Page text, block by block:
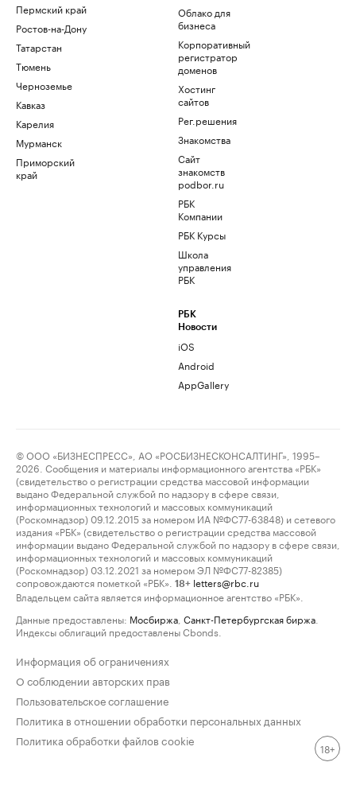
Пермский край
Ростов-на-Дону
Татарстан
Тюмень
Черноземье
Кавказ
Карелия
Мурманск
Приморский
край
Облако для
бизнеса
Корпоративный
регистратор
доменов
Хостинг
сайтов
Рег.решения
Знакомства
Сайт
знакомств
podbor.ru
РБК
Компании
РБК Курсы
Школа
управления
РБК
РБК
Новости
iOS
Android
AppGallery
© ООО «БИЗНЕСПРЕСС», АО «РОСБИЗНЕСКОНСАЛТИНГ», 1995–
2026. Сообщения и материалы информационного агентства «РБК»
(свидетельство о регистрации средства массовой информации
выдано Федеральной службой по надзору в сфере связи,
информационных технологий и массовых коммуникаций
(Роскомнадзор) 09.12.2015 за номером ИА №ФС77-63848) и сетевого
издания «РБК» (свидетельство о регистрации средства массовой
информации выдано Федеральной службой по надзору в сфере связи,
информационных технологий и массовых коммуникаций
(Роскомнадзор) 03.12.2021 за номером ЭЛ №ФС77-82385)
сопровождаются пометкой «РБК».
18+ letters@rbc.ru
Владельцем сайта является информационное агентство «РБК».
Данные предоставлены: Мосбиржа Санкт-Петербургская биржа
Индексы облигаций предоставлены Cbonds.
Информация об ограничениях
О соблюдении авторских прав
Пользовательское соглашение
Политика в отношении обработки персональных данных
Политика обработки файлов cookie
18+